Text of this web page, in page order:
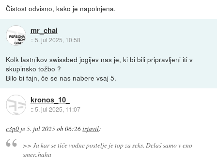
Čistost odvisno, kako je napolnjena.
mr_chai
:: 5. jul 2025, 10:58
Kolk lastnikov swissbed jogijev nas je, ki bi bili pripravljeni iti v
skupinsko tožbo ?
Bilo bi fajn, če se nas nabere vsaj 5.
kronos_10_
::5. jul 2025, 11:07
c3p0 je5. jul 2025 ob 06:26izjavil:
>> Ja kar se tiče vodne postelje je top za seks. Delaš samo v eno
smer..haha